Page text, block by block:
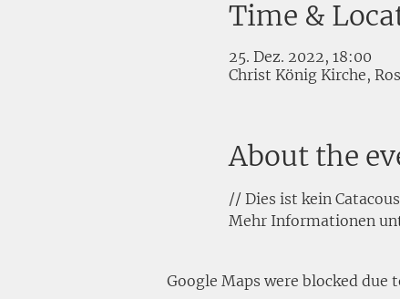
Time &
25. Dez. 2022, 18:00
Christ König Kirche,
About the
// Dies ist kein
Mehr Informationen
Google Maps were blocked